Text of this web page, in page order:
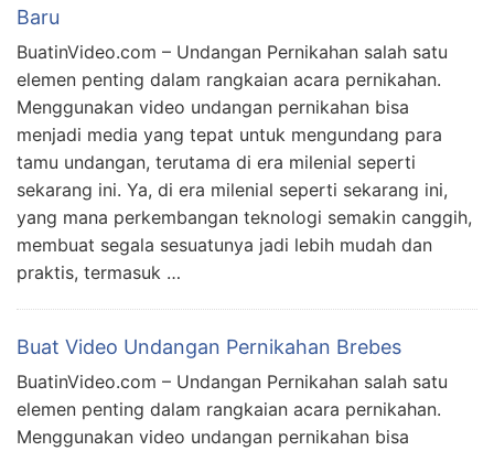
Baru
BuatinVideo.com – Undangan Pernikahan salah satu
elemen penting dalam rangkaian acara pernikahan.
Menggunakan video undangan pernikahan bisa
menjadi media yang tepat untuk mengundang para
tamu undangan, terutama di era milenial seperti
sekarang ini. Ya, di era milenial seperti sekarang ini,
yang mana perkembangan teknologi semakin canggih,
membuat segala sesuatunya jadi lebih mudah dan
praktis, termasuk …
Buat Video Undangan Pernikahan Brebes
BuatinVideo.com – Undangan Pernikahan salah satu
elemen penting dalam rangkaian acara pernikahan.
Menggunakan video undangan pernikahan bisa